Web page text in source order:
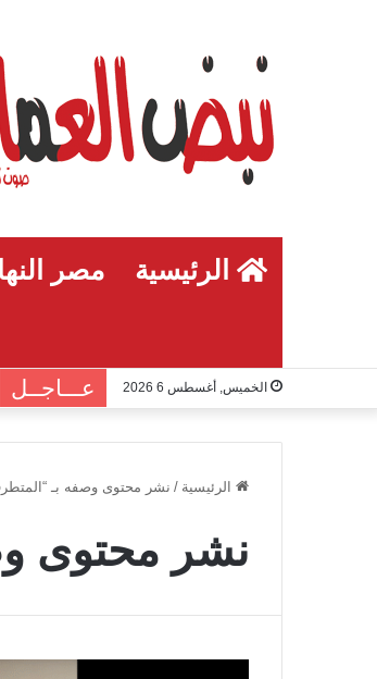
الرئيسية مصر
الخميس, أغسطس 6 2026 عـــاجــل
الرئيسية / نشر محتوى وصفه بـ
نشر محتوى